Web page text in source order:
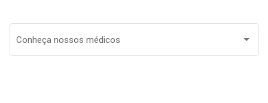
Conheça nossos médicos